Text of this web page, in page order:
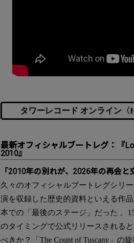
タワーレコード オンライン
最新オフィシャルブートレグ：『
2010』
「2010年の別れが、2026年の再会と
久々のオフィシャルブートレグシリ
演を収録した歴史的資料といえる作
本での「最後のステージ」だった 。
のタイミングで公式リリースされる
べきか？「The Count of Tuscany」の